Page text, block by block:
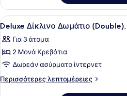
Σουίτα
Προβολή
όλων
των
φωτογραφιών
για
Deluxe
Ένα
8
Deluxe Δίκλινο Δωμάτιο
Για 3 άτομα
2 Μονά Κρεβάτια
Δωρεάν ασύρματο ίντερνετ
Περισσότερες λεπτομέρειες
Περισσότερες